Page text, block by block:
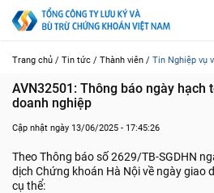
Trang chủ / Tin tức / Thành viên / Tin Nghiệp vụ
AVN32501: Thông báo ngày hạch
doanh nghiệp
Cập nhật ngày 13/06/2025 - 17:45:26
Theo Thông báo số 2629/TB-SGDHN
dịch Chứng khoán Hà Nội về ngày giao
cụ thể: